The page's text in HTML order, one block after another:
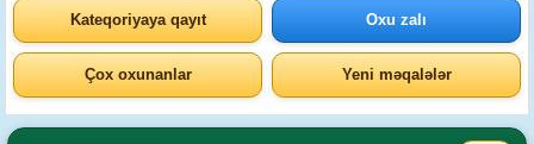
Kateqoriyaya qayıt Oxu zalı
Çox oxunanlar Yeni məqalələr